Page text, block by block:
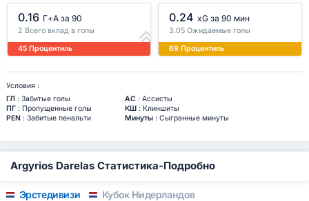
0.16 Г+A за 90
2 Всего вклад в голы
45 Процентиль
0.24 xG за 90 мин
3.05 Ожидаемые голы
69 Процентиль
Условия :
ГЛ : Забитые голы АС : Ассисты
ПГ: Пропущенные голы КШ: Клиншиты
PEN: Забитые пенальти Минуты: Сыгранные минуты
Argyrios Darelas Статистика-Подробно
Эрстедивизи Кубок Нидерландов